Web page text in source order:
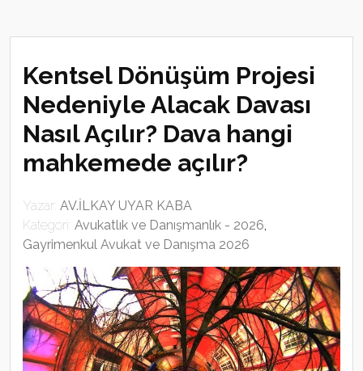
Kentsel Dönüşüm Projesi
Nedeniyle Alacak Davası
Nasıl Açılır? Dava hangi
mahkemede açılır?
Yazar: AV.İLKAY UYAR KABA
Kategori: Avukatlık ve Danışmanlık - 2026,
Gayrimenkul Avukat ve Danışma 2026